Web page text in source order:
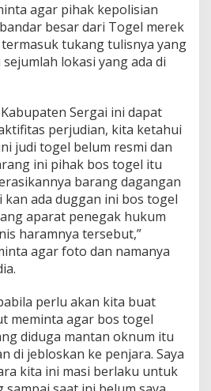
agar pihak kepolisian
besar dari Togel merek
termasuk tukang tulisnya yang
lokasi yang ada di
Sergai ini dapat
perjudian, kita ketahui
judi togel belum resmi dan
ini pihak bos togel itu
barang dagangan
kan ada duggan ini bos togel
aparat penegak hukum
haramnya tersebut,”
agar foto dan namanya
perlu akan kita buat
meminta agar bos togel
diduga mantan oknum itu
di jebloskan ke penjara. Saya
kita ini masi berlaku untuk